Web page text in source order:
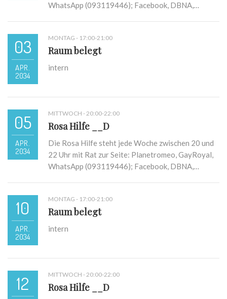
WhatsApp (093119446); Facebook, DBNA,…
03
APR.
2034
MONTAG - 17:00-21:00
Raum belegt
intern
05
APR.
2034
MITTWOCH - 20:00-22:00
Rosa Hilfe __D
Die Rosa Hilfe steht jede Woche zwischen 20 und
22 Uhr mit Rat zur Seite: Planetromeo, GayRoyal,
WhatsApp (093119446); Facebook, DBNA,…
10
APR.
2034
MONTAG - 17:00-21:00
Raum belegt
intern
12 MITTWOCH - 20:00-22:00
Rosa Hilfe __D